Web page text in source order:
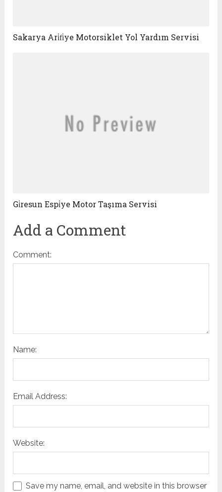
Sakarya Ari̇fi̇ye Motorsiklet Yol Yardım Servisi
Gi̇resun Espi̇ye Motor Taşıma Servisi
Add a Comment
Comment:
Name:
Email Address:
Website:
Save my name, email, and website in this browser